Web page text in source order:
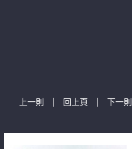
上一則 | 回上頁 | 下一則